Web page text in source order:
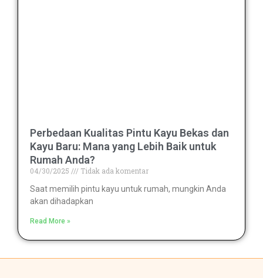
Perbedaan Kualitas Pintu Kayu Bekas dan
Kayu Baru: Mana yang Lebih Baik untuk
Rumah Anda?
04/30/2025
Tidak ada komentar
Saat memilih pintu kayu untuk rumah, mungkin Anda
akan dihadapkan
Read More »